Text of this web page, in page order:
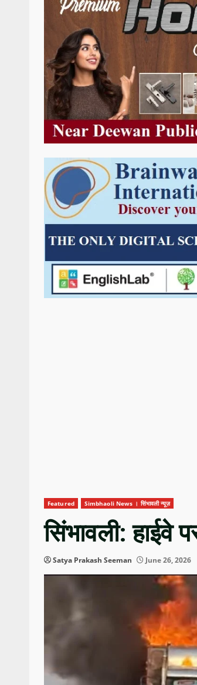
Featured Simbhaoli News । सिंभावली न्यूज़
सिंभावली:
Satya Prakash Seeman June 26, 2026